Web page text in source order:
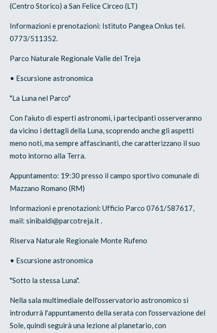
(Centro Storico) a San Felice Circeo (LT)
Informazioni e prenotazioni: Istituto Pangea Onlus tel.
0773/511352.
Parco Naturale Regionale Valle del Treja
• Escursione astronomica
"La Luna nel Parco"
Con l'aiuto di esperti astronomi, i partecipanti osserveranno
da vicino i dettagli della Luna, scoprendo anche gli aspetti
meno noti, ma sempre affascinanti, che caratterizzano il suo
moto intorno alla Terra.
Appuntamento: 19:30 presso il campo sportivo comunale di
Mazzano Romano (RM)
Informazioni e prenotazioni: Ufficio Parco 0761/587617,
mail: sinibaldi@parcotreja.it .
Riserva Naturale Regionale Monte Rufeno
• Escursione astronomica
"Sotto la stessa Luna".
Nella sala multimediale dell'osservatorio astronomico si
introdurrà l'appuntamento della serata con l'osservazione del
Sole, quindi seguirà una lezione al planetario, con